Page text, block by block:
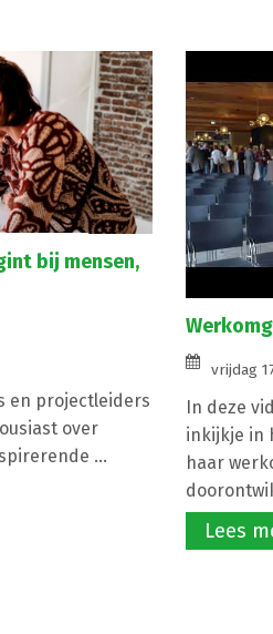
bij mensen,
en projectleiders
over
...
vrijdag
In deze
inkijkje in
haar
Lees